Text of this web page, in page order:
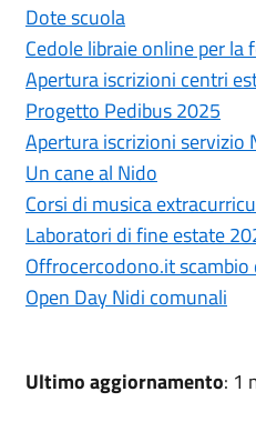
Dote scuola
Cedole libraie online per
Apertura iscrizioni centri
Progetto Pedibus 2025
Apertura iscrizioni servizio
Un cane al Nido
Corsi di musica
Laboratori di fine estate
Offrocercodono.it scambio
Open Day Nidi comunali
Ultimo aggiornamento: 1